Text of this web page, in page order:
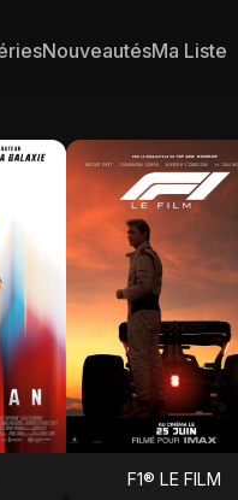
NouveautésMa Liste
F1® LE FILM